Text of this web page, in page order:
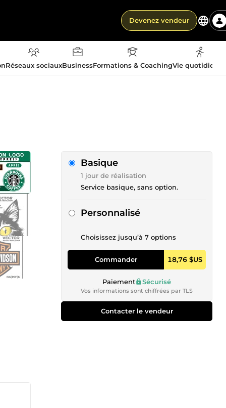
Devenez vendeur
Réseaux sociauxBusinessFormations & CoachingVie
Basique
1 jour de réalisation
Service basique, sans option.
Personnalisé
Choisissez jusqu’à 7 options
Commander 18,76 $US
Paiement Sécurisé
Vos informations sont chiffrées par TLS
Contacter le vendeur